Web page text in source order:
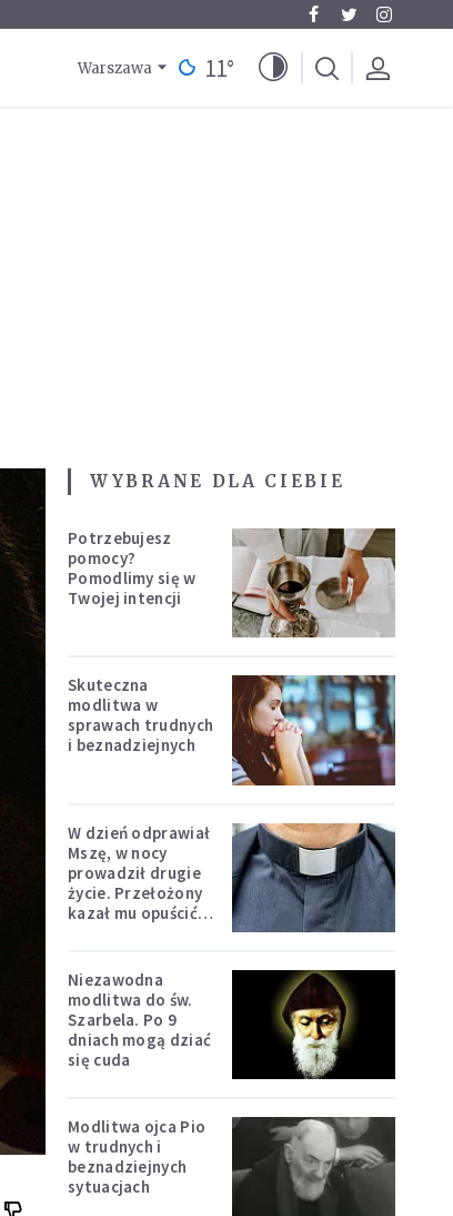
Warszawa 11°
WYBRANE DLA CIEBIE
Potrzebujesz
pomocy?
Pomodlimy się w
Twojej intencji
Skuteczna
modlitwa w
sprawach trudnych
i beznadziejnych
W dzień odprawiał
Mszę, w nocy
prowadził drugie
życie. Przełożony
kazał mu opuścić
Niezawodna
modlitwa do św.
Szarbela. Po 9
dniach mogą dziać
się cuda
Modlitwa ojca Pio
w trudnych i
beznadziejnych
sytuacjach